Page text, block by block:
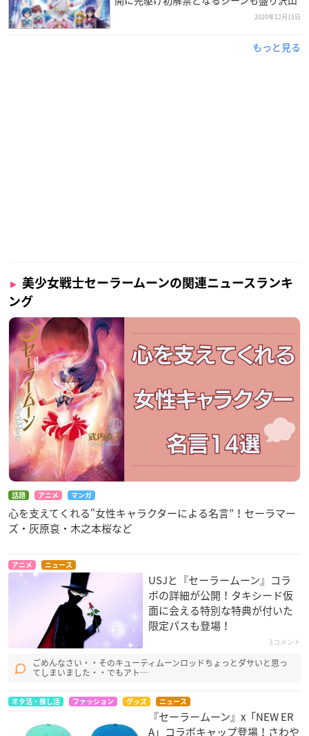
監督：今千秋
脚本：筆安一幸
豊永利行
蒼井翔太
上田麗奈
諸星すみれ
原優子
高橋李依
渡辺直美
菜々緒 ほか
※敬称略
2020年12月15日
もっと見る
美少女戦士セーラームーンの関連ニュースランキ
ング
話題 アニメ マンガ
心を支えてくれる“女性キャラクターによる名言”！セーラマー
ズ・灰原哀・木之本桜など
アニメ ニュース
USJと『セーラームーン』コラ
ボの詳細が公開！タキシード仮
面に会える特別な特典が付いた
限定パスも登場！
3コメント
ごめんなさい・・そのキューティムーンロッドちょっとダサいと思っ
てしまいました・・でもアト…
オタ活・推し活 ファッション グッズ ニュース
『セーラームーン』x「NEW ER
A」コラボキャップ登場！さわや